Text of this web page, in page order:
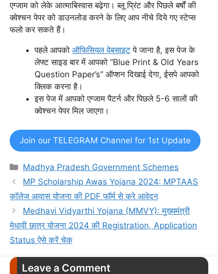
एग्जाम को लेके आत्माबिस्वास बढ़ेगा। ब्लू प्रिंट और पिछले बर्षों की
क्वेश्चन पेपर को डाउनलोड करने के लिए आप नीचे दिये गए स्टेप्स
फलो कर सकते हैं।
पहले आपको ऑफिसियल वेबसाइट पे जाना है, इस पेज के
लेफ्ट साइड बार में आपको “Blue Print & Old Years
Question Paper’s” ऑप्शन दिखाई देगा, ईसपे आपको
क्लिक करना है।
इस पेज में आपको एग्जाम पैटर्न और पिछले 5-6 सालों की
क्वेश्चन पेपर मिल जाएगा।
Join our TELEGRAM Channel for 1st Update
Categories
Madhya Pradesh Government Schemes
MP Scholarship Awas Yojana 2024: MPTAAS
कॉलेज आवास योजना की PDF फॉर्म से करे आवेदन
Medhavi Vidyarthi Yojana (MMVY): मुख्यमंत्री
मेधावी छात्र योजना 2024 की Registration, Application
Status ऐसे करें चेक
Leave a Comment